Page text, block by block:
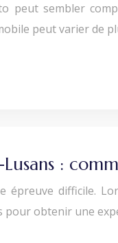
peut sembler
peut varier de
:
difficile.
pour obtenir une